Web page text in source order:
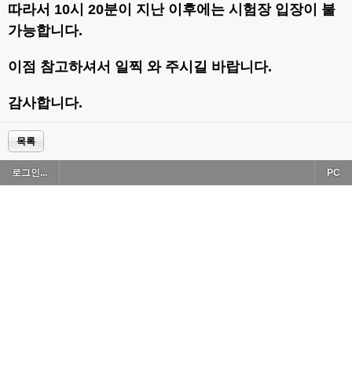
따라서 10시 20분이 지난 이후에는 시험장 입장이 불
가능합니다.
이점 참고하셔서 일찍 와 주시길 바랍니다.
감사합니다.
목록
로그인... PC